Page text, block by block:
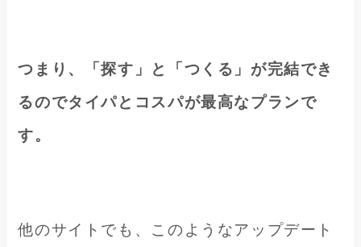
つまり、「探す」と「つくる」が完結でき
るのでタイパとコスパが最高なプランで
す。
他のサイトでも、このようなアップデート